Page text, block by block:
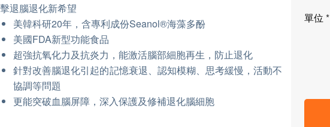
擊退腦退化新希望
美韓科研20年，含專利成份Seanol®海藻多酚
美國FDA新型功能食品
超強抗氧化力及抗炎力，能激活腦部細胞再生，防止退化
針對改善腦退化引起的記憶衰退、認知模糊、思考緩慢，活動不
協調等問題
更能突破血腦屏障，深入保護及修補退化腦細胞
單位*